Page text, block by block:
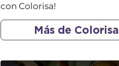
con Colorisa!
Más de Colorisa